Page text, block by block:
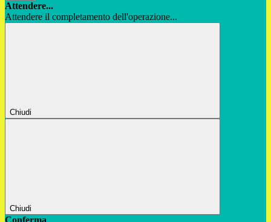
Attendere...
Attendere il completamento dell'operazione...
Chiudi
Chiudi